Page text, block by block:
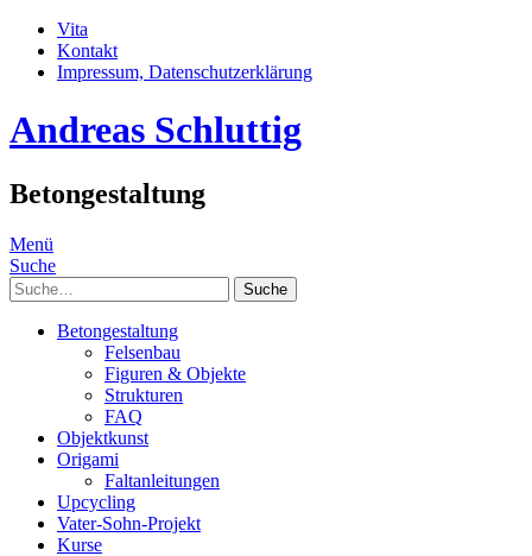
Vita
Kontakt
Impressum, Datenschutzerklärung
Andreas Schluttig
Betongestaltung
Menü
Suche
Suche
Betongestaltung
Felsenbau
Figuren & Objekte
Strukturen
FAQ
Objektkunst
Origami
Faltanleitungen
Upcycling
Vater-Sohn-Projekt
Kurse